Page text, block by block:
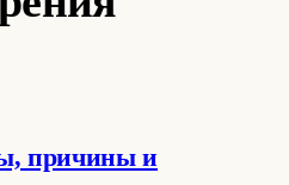
причины и